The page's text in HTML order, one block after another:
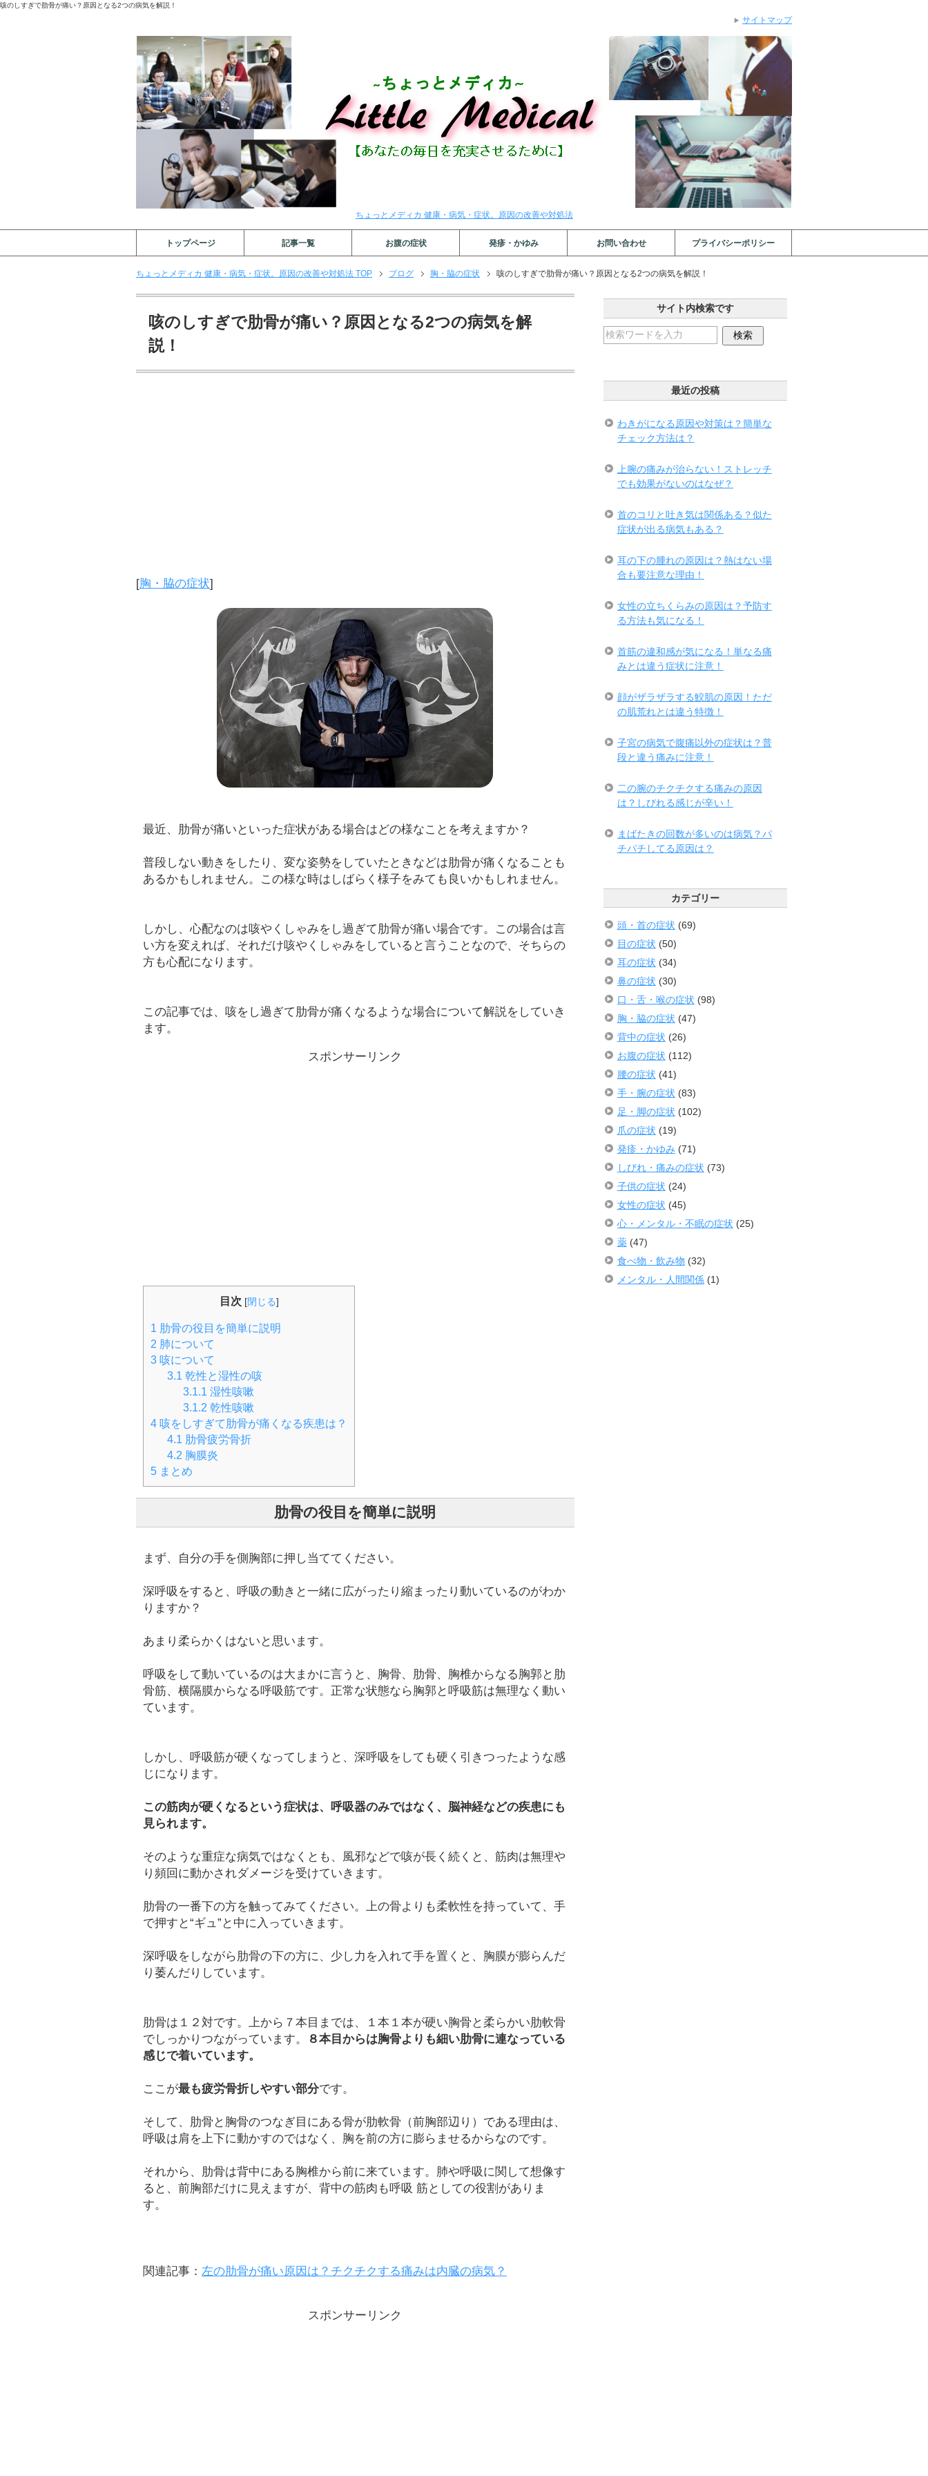
咳のしすぎで肋骨が痛い？原因となる2つの病気を解説！
ちょっとメディカ 健康・病気・症状。原因の改善や対処法
トップページ 記事一覧 お腹の症状 発疹・かゆみ お問い合わせ プライバシーポリシー
ちょっとメディカ 健康・病気・症状。原因の改善や対処法 TOP ブログ 胸・脇の症状 咳のしすぎで肋骨が痛い？原因となる2つの病気を解説！
咳のしすぎで肋骨が痛い？原因となる2つの病気を解
説！
[胸・脇の症状]
最近、肋骨が痛いといった症状がある場合はどの様なことを考えますか？
普段しない動きをしたり、変な姿勢をしていたときなどは肋骨が痛くなることも
あるかもしれません。この様な時はしばらく様子をみても良いかもしれません。
しかし、心配なのは咳やくしゃみをし過ぎて肋骨が痛い場合です。この場合は言
い方を変えれば、それだけ咳やくしゃみをしていると言うことなので、そちらの
方も心配になります。
この記事では、咳をし過ぎて肋骨が痛くなるような場合について解説をしていき
ます。
スポンサーリンク
目次 [閉じる]
1 肋骨の役目を簡単に説明
2 肺について
3 咳について
3.1 乾性と湿性の咳
3.1.1 湿性咳嗽
3.1.2 乾性咳嗽
4 咳をしすぎて肋骨が痛くなる疾患は？
4.1 肋骨疲労骨折
4.2 胸膜炎
5 まとめ
肋骨の役目を簡単に説明
まず、自分の手を側胸部に押し当ててください。
深呼吸をすると、呼吸の動きと一緒に広がったり縮まったり動いているのがわか
りますか？
あまり柔らかくはないと思います。
呼吸をして動いているのは大まかに言うと、胸骨、肋骨、胸椎からなる胸郭と肋
骨筋、横隔膜からなる呼吸筋です。正常な状態なら胸郭と呼吸筋は無理なく動い
ています。
しかし、呼吸筋が硬くなってしまうと、深呼吸をしても硬く引きつったような感
じになります。
この筋肉が硬くなるという症状は、呼吸器のみではなく、脳神経などの疾患にも
見られます。
そのような重症な病気ではなくとも、風邪などで咳が長く続くと、筋肉は無理や
り頻回に動かされダメージを受けていきます。
肋骨の一番下の方を触ってみてください。上の骨よりも柔軟性を持っていて、手
で押すと“ギュ”と中に入っていきます。
深呼吸をしながら肋骨の下の方に、少し力を入れて手を置くと、胸膜が膨らんだ
り萎んだりしています。
肋骨は１２対です。上から７本目までは、１本１本が硬い胸骨と柔らかい肋軟骨
でしっかりつながっています。
８本目からは胸骨よりも細い肋骨に連なっている
感じで着いています。
ここが最も疲労骨折しやすい部分です。
そして、肋骨と胸骨のつなぎ目にある骨が肋軟骨（前胸部辺り）である理由は、
呼吸は肩を上下に動かすのではなく、胸を前の方に膨らませるからなのです。
それから、肋骨は背中にある胸椎から前に来ています。肺や呼吸に関して想像す
ると、前胸部だけに見えますが、背中の筋肉も呼吸 筋としての役割がありま
す。
関連記事： 左の肋骨が痛い原因は？チクチクする痛みは内臓の病気？
スポンサーリンク
サイト内検索です
最近の投稿
わきがになる原因や対策は？簡単な
チェック方法は？
上腕の痛みが治らない！ストレッチ
でも効果がないのはなぜ？
首のコリと吐き気は関係ある？似た
症状が出る病気もある？
耳の下の腫れの原因は？熱はない場
合も要注意な理由！
女性の立ちくらみの原因は？予防す
る方法も気になる！
首筋の違和感が気になる！単なる痛
みとは違う症状に注意！
顔がザラザラする鮫肌の原因！ただ
の肌荒れとは違う特徴！
子宮の病気で腹痛以外の症状は？普
段と違う痛みに注意！
二の腕のチクチクする痛みの原因
は？しびれる感じが辛い！
まばたきの回数が多いのは病気？パ
チパチしてる原因は？
カテゴリー
頭・首の症状 (69)
目の症状 (50)
耳の症状 (34)
鼻の症状 (30)
口・舌・喉の症状 (98)
胸・脇の症状 (47)
背中の症状 (26)
お腹の症状 (112)
腰の症状 (41)
手・腕の症状 (83)
足・脚の症状 (102)
爪の症状 (19)
発疹・かゆみ (71)
しびれ・痛みの症状 (73)
子供の症状 (24)
女性の症状 (45)
心・メンタル・不眠の症状 (25)
薬(47)
食べ物・飲み物 (32)
メンタル・人間関係(1)
サイトマップ